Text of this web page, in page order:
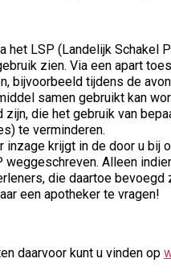
LSP (Landelijk
zien. Via een apart
bijvoorbeeld tijdens de
samen gebruikt kan
die het gebruik van
te verminderen.
inzage krijgt in de door u
Alleen
die daartoe bevoegd
een apotheker te vragen!
daarvoor kunt u vinden op